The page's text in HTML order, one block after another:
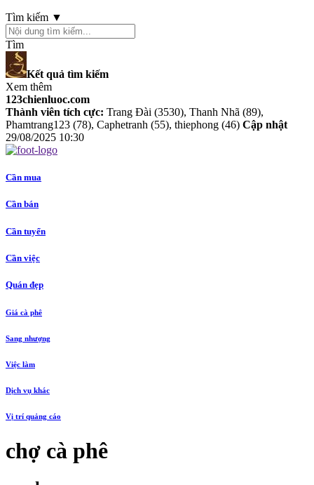
Tìm kiếm ▼
Tìm
Kết quả tìm kiếm
Xem thêm
123chienluoc.com
Thành viên tích cực: Trang Đài (3530), Thanh Nhã (89),
Phamtrang123 (78), Caphetranh (55), thiephong (46) Cập nhật
29/08/2025 10:30
Cần mua
Cần bán
Cần tuyển
Cần việc
Quán đẹp
Giá cà phê
Sang nhượng
Việc làm
Dịch vụ khác
Vị trí quảng cáo
chợ cà phê